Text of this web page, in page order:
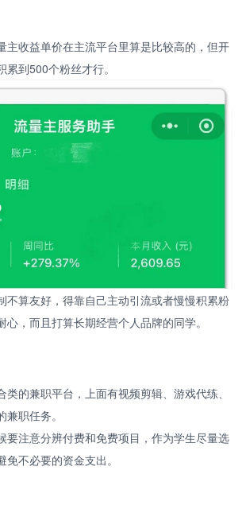
主收益单价在主流平台里算是比较高的，但开
到500个粉丝才行。
不算友好，得靠自己主动引流或者慢慢积累粉
心，而且打算长期经营个人品牌的同学。
类的兼职平台，上面有视频剪辑、游戏代练、
职任务。
要注意分辨付费和免费项目，作为学生尽量选
不必要的资金支出。